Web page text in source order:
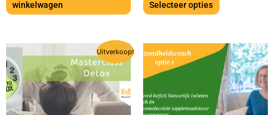
winkelwagen
Selecteer opties
Uitverkoop!
prijs
was:
€ 79,50.
prijs
is:
€ 69,50.